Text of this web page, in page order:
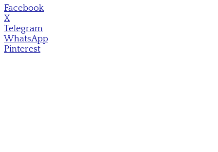
Facebook
X
Telegram
WhatsApp
Pinterest